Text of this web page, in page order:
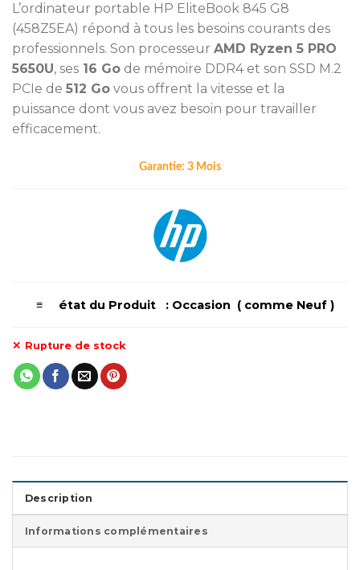
L’ordinateur portable HP EliteBook 845 G8
(458Z5EA) répond à tous les besoins courants des
professionnels. Son processeur AMD Ryzen 5 PRO
5650U, ses 16 Go de mémoire DDR4 et son SSD M.2
PCIe de 512 Go vous offrent la vitesse et la
puissance dont vous avez besoin pour travailler
efficacement.
Garantie: 3 Mois
≡ état du Produit : Occasion ( comme Neuf )
Rupture de stock
Description
Informations complémentaires